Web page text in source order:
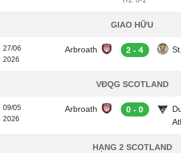
GIAO HỮU
27/06
2026
Arbroath 2 - 4
VĐQG SCOTLAND
09/05
2026
Arbroath 0 - 0
HẠNG 2 SCOTLAND